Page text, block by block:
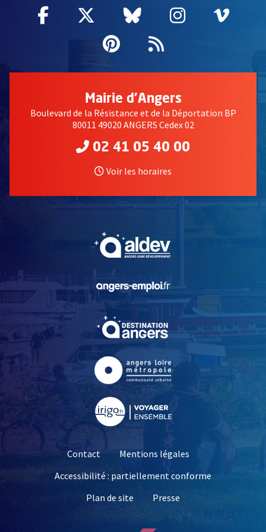
Facebook
, Ouvre une nouvelle fenêtre
Twitter
, Ouvre une nouvelle
Bluesky
, Ouvre une
Instagram
, Ouvre
,
Pinterest
, Ouvre une
Flux RSS
Mairie d'Angers
Boulevard de la Résistance et de la Déportation BP
80011 49020 ANGERS Cedex 02
02 41 05 40 00
Voir les horaires
, Ouvre une nouvelle
, Ouvre une nouvelle
Contact
Mentions légales
Accessibilité : partiellement conforme
Plan de site
Presse